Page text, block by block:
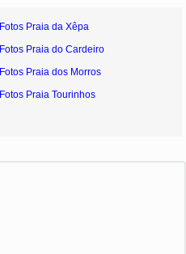
Fotos Praia da Xêpa
Fotos Praia do Cardeiro
Fotos Praia dos Morros
Fotos Praia Tourinhos